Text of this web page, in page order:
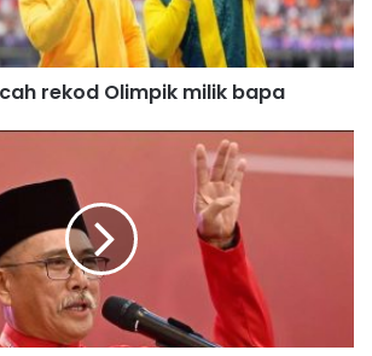
rekod Olimpik milik bapa